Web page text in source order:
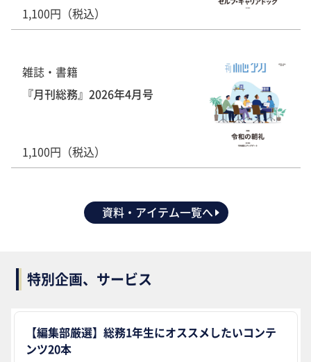
1,100円（税込）
雑誌・書籍
『月刊総務』2026年4月号
1,100円（税込）
資料・アイテム一覧へ
特別企画、サービス
【編集部厳選】総務1年生にオススメしたいコンテ
ンツ20本